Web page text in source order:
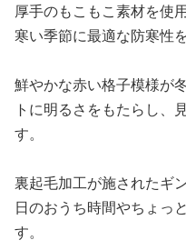
厚手のもこもこ素材を使
寒い季節に最適な防寒性
鮮やかな赤い格子模様が
トに明るさをもたらし、
す。
裏起毛加工が施されたギ
日のおうち時間やちょっ
す。